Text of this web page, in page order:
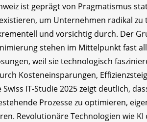
ist geprägt von Pragmatismus
um Unternehmen radikal
und vorsichtig durch. Der
stehen im Mittelpunkt fast
weil sie technologisch
Kosteneinsparungen,
IT-Studie 2025 zeigt deutlich,
Prozesse zu optimieren,
Revolutionäre Technologien wie